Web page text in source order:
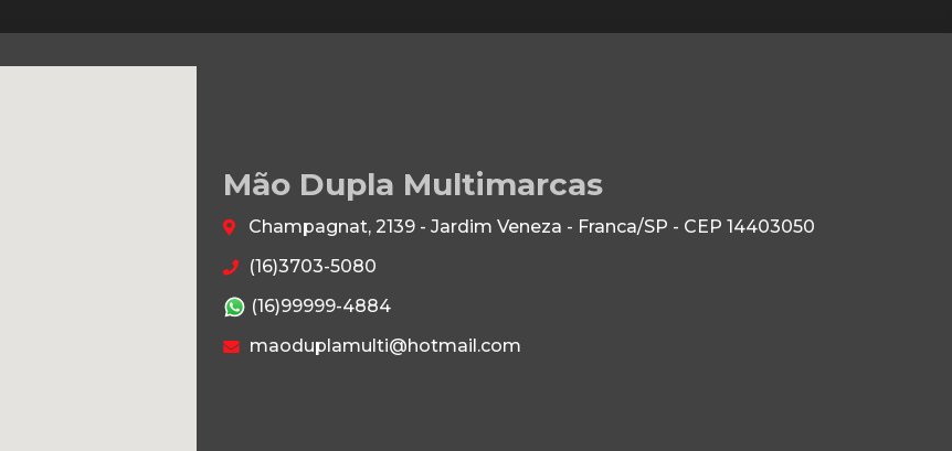
Mão Dupla Multimarcas
Champagnat, 2139 - Jardim Veneza - Franca/SP - CEP 14403050
(16)3703-5080
(16)99999-4884
maoduplamulti@hotmail.com